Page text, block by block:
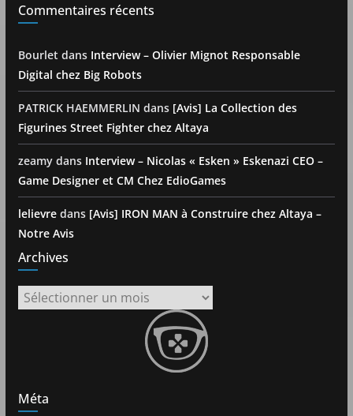
Commentaires récents
Bourlet dans Interview – Olivier Mignot Responsable
Digital chez Big Robots
PATRICK HAEMMERLIN dans [Avis] La Collection des
Figurines Street Fighter chez Altaya
zeamydans Interview – Nicolas « Esken » Eskenazi CEO –
Game Designer et CM Chez EdioGames
lelievredans [Avis] IRON MAN à Construire chez Altaya –
Notre Avis
Archives
Archives
Méta